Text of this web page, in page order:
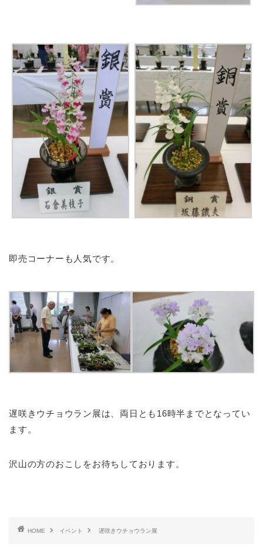
即売コーナーも人気です。
遅咲きウチョウラン展は、両日とも16時半までとなってい
ます。
沢山の方のおこしをお待ちしております。
HOME イベント 遅咲きウチョウラン展